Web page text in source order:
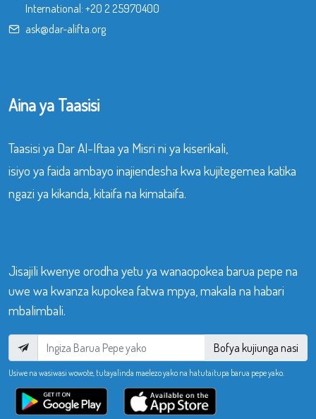
International: +20 2 25970400
ask@dar-alifta.org
Aina ya Taasisi
Taasisi ya Dar Al-Iftaa ya Misri ni ya kiserikali,
isiyo ya faida ambayo inajiendesha kwa kujitegemea katika
ngazi ya kikanda, kitaifa na kimataifa.
Jisajili kwenye orodha yetu ya wanaopokea barua pepe na
uwe wa kwanza kupokea fatwa mpya, makala na habari
mbalimbali.
Bofya kujiunga nasi
Usiwe na wasiwasi wowote, tutayalinda maelezo yako na hatutaitupa barua pepe yako.